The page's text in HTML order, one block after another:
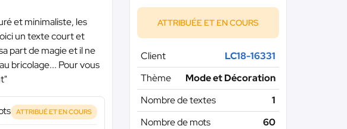
et minimaliste, les
un texte court et
part de magie et il ne
bricolage... Pour vous
ATTRIBUÉ ET EN COURS
ATTRIBUÉE ET EN COURS
Client
LC18-16331
Thème
Mode et Décoration
Nombre de textes
1
Nombre de mots
60